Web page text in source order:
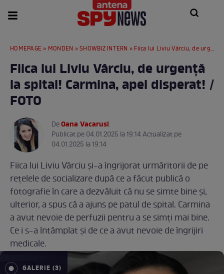
HOMEPAGE » MONDEN »SHOWBIZ INTERN » Fiica lui Liviu Vârciu, de urgență la spital! Carmina, apel disperat! / FOTO
Fiica lui Liviu Vârciu, de urgență
la spital! Carmina, apel disperat! /
FOTO
DeOana Vacarusi.
Publicat pe 04.01.2025 la 19:14 Actualizat pe
04.01.2025 la 19:14
Fiica lui Liviu Vârciu și-a îngrijorat urmăritorii de pe
rețelele de socializare după ce a făcut publică o
fotografie în care a dezvăluit că nu se simte bine și,
ulterior, a spus că a ajuns pe patul de spital. Carmina
a avut nevoie de perfuzii pentru a se simți mai bine.
Ce i s-a întâmplat și de ce a avut nevoie de îngrijiri
medicale.
GALERIE (3)